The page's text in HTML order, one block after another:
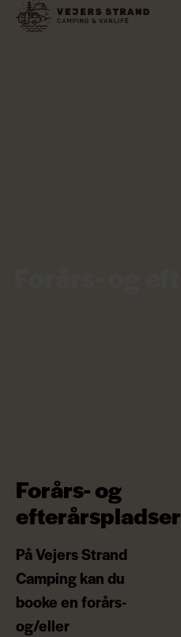
Forårs- og
efterårspladser
På Vejers Strand
Camping kan du
booke en forårs-
og/eller